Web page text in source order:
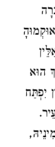
הוּא
יִפְתַּח